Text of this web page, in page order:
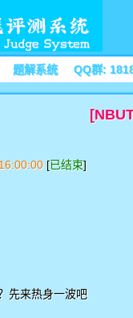
题解系统 QQ群:
[已结束]
先来热身一波吧